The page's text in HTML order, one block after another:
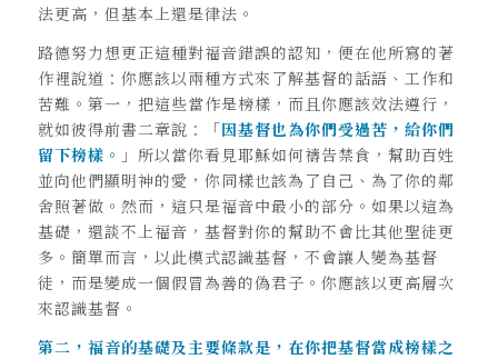
法更高，但基本上還是律法。
路德努力想更正這種對福音錯誤的認知，便在他所寫的著
作裡說道：你應該以兩種方式來了解基督的話語、工作和
苦難。第一，把這些當作是榜樣，而且你應該效法遵行，
就如彼得前書二章說：「因基督也為你們受過苦，給你們
留下榜樣。 」所以當你看見耶穌如何禱告禁食，幫助百姓
並向他們顯明神的愛，你同樣也該為了自己、為了你的鄰
舍照著做。然而，這只是福音中最小的部分。如果以這為
基礎，還談不上福音，基督對你的幫助不會比其他聖徒更
多。簡單而言，以此模式認識基督，不會讓人變為基督
徒，而是變成一個假冒為善的偽君子。你應該以更高層次
來認識基督。
第二，福音的基礎及主要條款是，在你把基督當成榜樣之